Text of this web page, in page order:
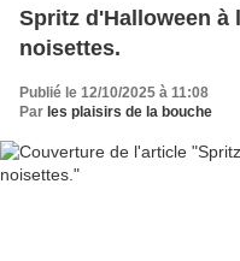
Spritz d'Halloween à
noisettes.
Publié le 12/10/2025 à 11:08
Par les plaisirs de la bouche